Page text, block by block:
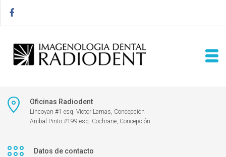
Oficinas Radiodent
Lincoyan #1 esq. Víctor Lamas, Concepción
Anibal Pinto #199 esq. Cochrane, Concepción
Datos de contacto